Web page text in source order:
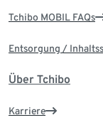
Tchibo MOBIL FAQs
Entsorgung /
Über Tchibo
Karriere